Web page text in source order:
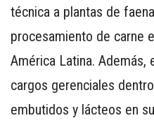
técnica a plantas de
procesamiento de carne
América Latina. Además,
cargos gerenciales
embutidos y lácteos en